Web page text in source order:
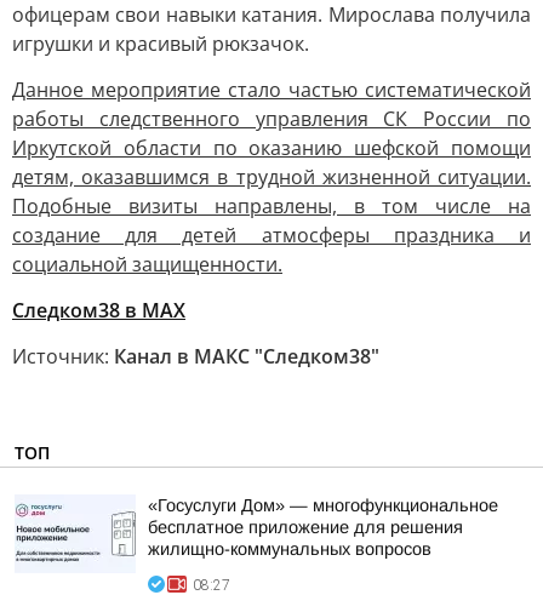
офицерам свои навыки катания. Мирослава получила
игрушки и красивый рюкзачок.
Данное мероприятие стало частью систематической
работы следственного управления СК России по
Иркутской области по оказанию шефской помощи
детям, оказавшимся в трудной жизненной ситуации.
Подобные визиты направлены, в том числе на
создание для детей атмосферы праздника и
социальной защищенности.
Следком38 в МАХ
Источник: Канал в МАКС "Следком38"
ТОП
«Госуслуги Дом» — многофункциональное
бесплатное приложение для решения
жилищно-коммунальных вопросов
08:27